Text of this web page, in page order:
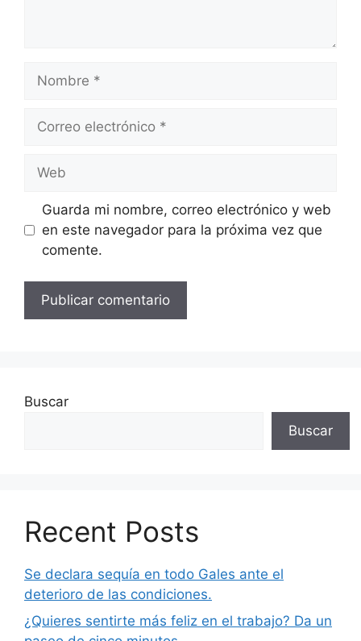
Nombre
Correo
Web
Guarda mi nombre, correo electrónico y web
en este navegador para la próxima vez que
comente.
Buscar
Buscar
Recent Posts
Se declara sequía en todo Gales ante el
deterioro de las condiciones.
¿Quieres sentirte más feliz en el trabajo? Da un